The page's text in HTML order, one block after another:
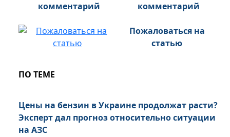
комментарий
Пожаловаться на
статью
ПО ТЕМЕ
Цены на бензин в Украине продолжат расти?
Эксперт дал прогноз относительно ситуации
на АЗС